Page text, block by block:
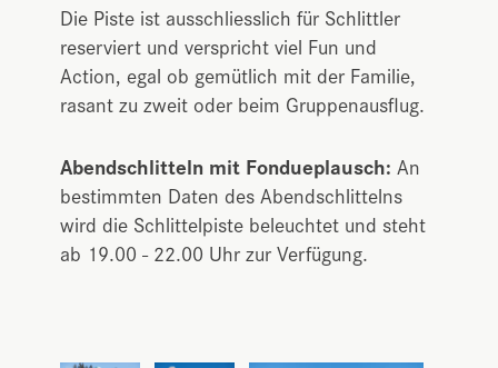
Die Piste ist ausschliesslich für Schlittler
reserviert und verspricht viel Fun und
Action, egal ob gemütlich mit der Familie,
rasant zu zweit oder beim Gruppenausflug.
Abendschlitteln mit Fondueplausch: An
bestimmten Daten des Abendschlittelns
wird die Schlittelpiste beleuchtet und steht
ab 19.00 - 22.00 Uhr zur Verfügung.